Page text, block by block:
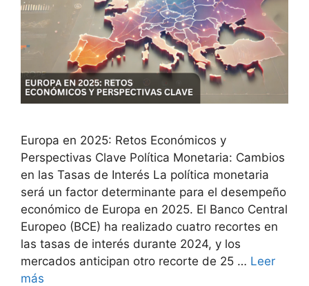
Europa en 2025: Retos Económicos y
Perspectivas Clave Política Monetaria: Cambios
en las Tasas de Interés La política monetaria
será un factor determinante para el desempeño
económico de Europa en 2025. El Banco Central
Europeo (BCE) ha realizado cuatro recortes en
las tasas de interés durante 2024, y los
mercados anticipan otro recorte de 25 … Leer
más